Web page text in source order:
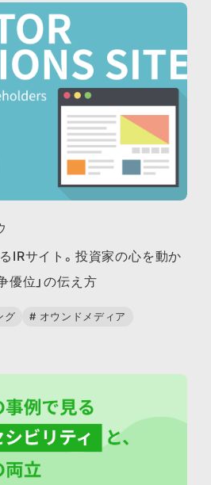
IRサイト。投資家の心を動か
優位」の伝え方
グ # オウンドメディア